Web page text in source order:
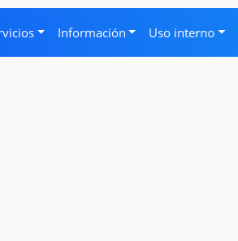
Información Uso interno